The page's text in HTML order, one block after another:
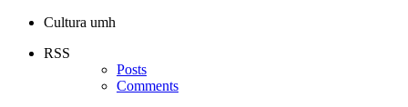
Cultura umh
RSS
Posts
Comments